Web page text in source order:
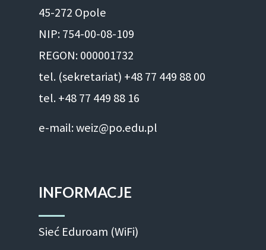
45-272 Opole
NIP: 754-00-08-109
REGON: 000001732
tel. (sekretariat) +48 77 449 88 00
tel. +48 77 449 88 16
e-mail: weiz@po.edu.pl
INFORMACJE
Sieć Eduroam (WiFi)